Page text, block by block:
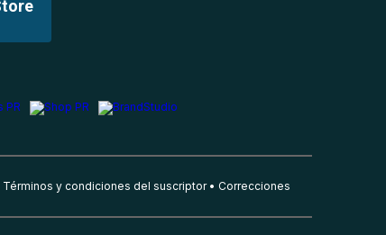
Términos y condiciones del suscriptor Correcciones